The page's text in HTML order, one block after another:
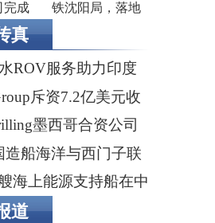
完成
台收
亿
铁沈阳局，落地
目
真
ROV服务助力印度
业斥资7.2亿美元收
塞浦路斯子公司
墨西哥合资公司
井平台收购，交易额
造船海洋与西门子联
程虚拟造船平台
海上能源支持船在中
下水
道